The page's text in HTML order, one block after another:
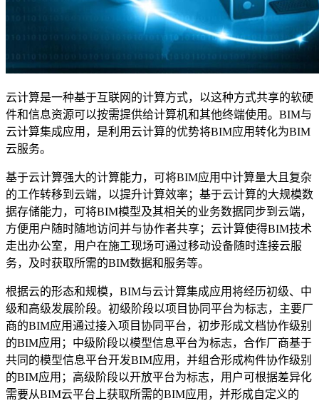
云计算是一种基于互联网的计算方式，以这种方式共享的软硬
件和信息资源可以按需提供给计算机和其他终端使用。 BIM与
云计算集成应用，是利用云计算的优势将BIM应用转化为BIM
云服务。
基于云计算强大的计算能力，可将BIM应用中计算量大且复杂
的工作转移到云端，以提升计算效率；基于云计算的大规模数
据存储能力，可将BIM模型及其相关的业务数据同步到云端，
方便用户随时随地访问并与协作者共享；云计算使得BIM技术
走出办公室，用户在施工现场可通过移动设备随时连接云服
务，及时获取所需的BIM数据和服务等。
根据云的形态和规模， BIM与云计算集成应用将经历初级、中
级和高级发展阶段。初级阶段以项目协同平台为标志，主要厂
商的BIM应用通过接入项目协同平台，初步形成文档协作级别
的BIM应用；中级阶段以模型信息平台为标志，合作厂商基于
共同的模型信息平台开发BIM应用，并组合形成构件协作级别
的BIM应用；高级阶段以开放平台为标志，用户可根据差异化
需要从BIM云平台上获取所需的BIM应用，并形成自定义的